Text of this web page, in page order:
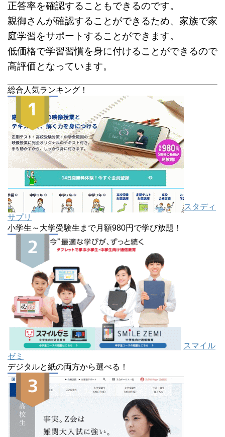
正答率を確認することもできるのです。
親御さんが確認することができるため、家族で家
庭学習をサポートすることができます。
低価格で学習習慣を身に付けることができるので
高評価となっています。
総合人気ランキング！
スタディ
サプリ
小学生～大学受験生まで月額980円で学び放題！
スマイル
ゼミ
デジタルと紙の両方から選べる！